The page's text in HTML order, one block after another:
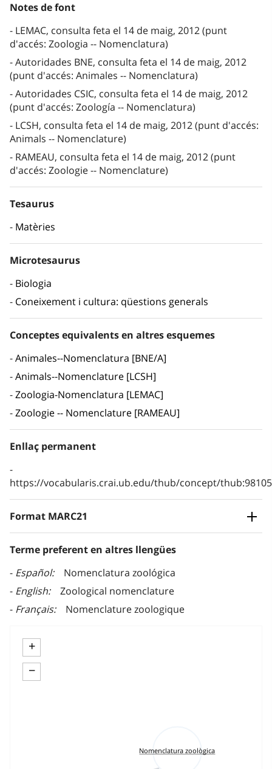
Notes de font
LEMAC, consulta feta el 14 de maig, 2012 (punt
d'accés: Zoologia -- Nomenclatura)
Autoridades BNE, consulta feta el 14 de maig, 2012
(punt d'accés: Animales -- Nomenclatura)
Autoridades CSIC, consulta feta el 14 de maig, 2012
(punt d'accés: Zoología -- Nomenclatura)
LCSH, consulta feta el 14 de maig, 2012 (punt d'accés:
Animals -- Nomenclature)
RAMEAU, consulta feta el 14 de maig, 2012 (punt
d'accés: Zoologie -- Nomenclature)
Tesaurus
Matèries
Microtesaurus
Biologia
Coneixement i cultura: qüestions generals
Conceptes equivalents en altres esquemes
Animales--Nomenclatura [BNE/A]
Animals--Nomenclature [LCSH]
Zoologia-Nomenclatura [LEMAC]
Zoologie -- Nomenclature [RAMEAU]
Enllaç permanent
https://vocabularis.crai.ub.edu/thub/concept/
Format MARC21
Terme preferent en altres llengües
Español
Nomenclatura zoológica
English
Zoological nomenclature
Français
Nomenclature zoologique
+
−
Nomenclatura zoològica